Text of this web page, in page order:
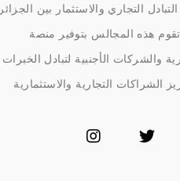
التجاري والاستثمار بين الجزائر
تقوم هذه المجالس بتوفير منصة
والشركات الأجنبية لتبادل الخبرات
الشراكات التجارية والاستثمارية